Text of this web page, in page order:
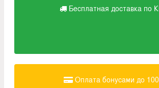
Бесплатная доставка по
Оплата бонусами до